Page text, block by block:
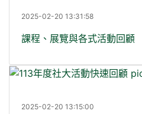
2025-02-20 13:31:58
課程、展覽與各式活動回顧
2025-02-20 13:15:00